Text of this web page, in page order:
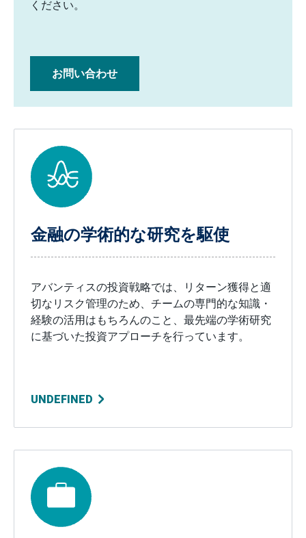
ください。
お問い合わせ
金融の学術的な研究を駆使
アバンティスの投資戦略では、リターン獲得と適
切なリスク管理のため、チームの専門的な知識・
経験の活用はもちろんのこと、最先端の学術研究
に基づいた投資アプローチを行っています。
UNDEFINED